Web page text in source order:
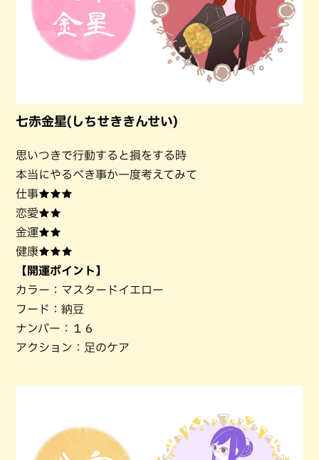
七赤金星(しちせききんせい)
思いつきで行動すると損をする時
本当にやるべき事か一度考えてみて
仕事★★★
恋愛★★
金運★★
健康★★★
【開運ポイント】
カラー：マスタードイエロー
フード：納豆
ナンバー：１６
アクション：足のケア